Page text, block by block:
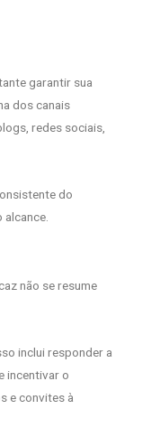
garantir sua
dos canais
redes sociais,
do
alcance.
não se resume
inclui responder a
incentivar o
e convites à